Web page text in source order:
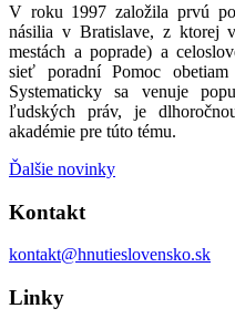
V roku 1997 založila prvú
násilia v Bratislave, z ktorej
mestách a poprade) a
sieť poradní Pomoc
Systematicky sa venuje
ľudských práv, je
akadémie pre túto tému.
Ďalšie novinky
Kontakt
kontakt@hnutieslovensko.sk
Linky